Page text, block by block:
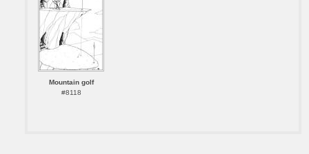
Mountain golf
#8118